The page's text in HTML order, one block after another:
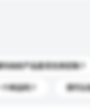
问你的产品是否支持定制？
样品吗？ 我可以